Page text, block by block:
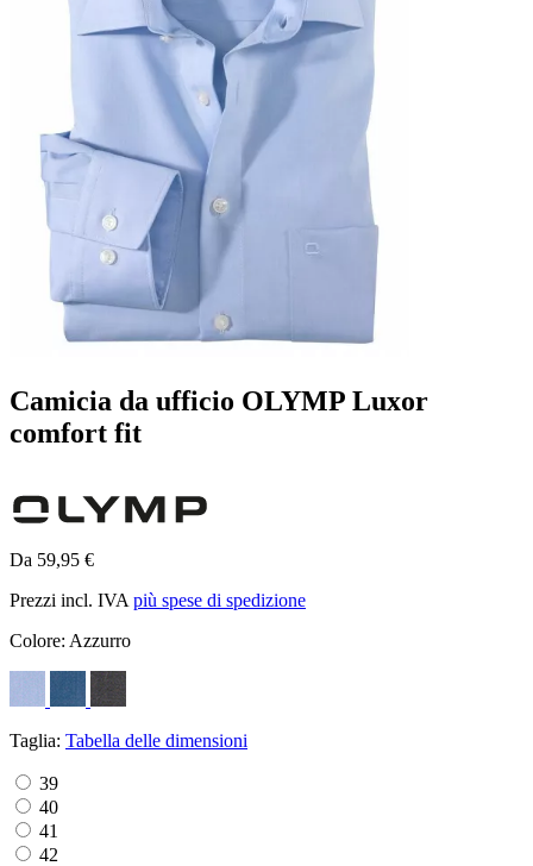
Camicia da ufficio OLYMP Luxor
comfort fit
Da 59,95 €
Prezzi incl. IVA più spese di spedizione
Colore: Azzurro
Taglia: Tabella delle dimensioni
39
40
41
42